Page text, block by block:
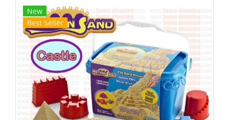
New
Best Seller